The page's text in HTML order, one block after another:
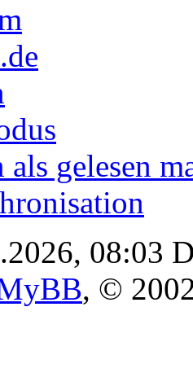
gelesen
08:03
, ©